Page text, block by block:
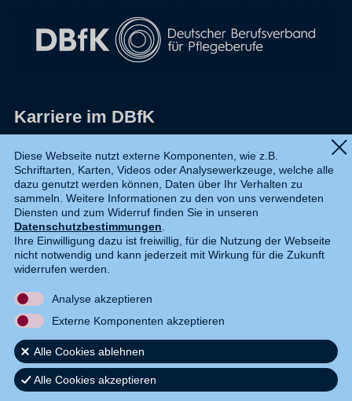
Karriere im DBfK
Datenschutz
Shop
Widerruf
Kontakt
DE EN
Diese Webseite nutzt externe Komponenten, wie z.B.
Schriftarten, Karten, Videos oder Analysewerkzeuge, welche alle
dazu genutzt werden können, Daten über Ihr Verhalten zu
sammeln. Weitere Informationen zu den von uns verwendeten
Diensten und zum Widerruf finden Sie in unseren
Datenschutzbestimmungen.
Ihre Einwilligung dazu ist freiwillig, für die Nutzung der Webseite
nicht notwendig und kann jederzeit mit Wirkung für die Zukunft
widerrufen werden.
Analyse akzeptieren
Externe Komponenten akzeptieren
Alle Cookies ablehnen
Alle Cookies akzeptieren